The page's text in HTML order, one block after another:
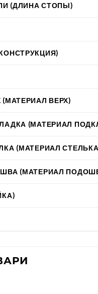
(ДЛИНА СТОПЫ)
(МАТЕРИАЛ ВЕРХ)
(МАТЕРИАЛ
(МАТЕРИАЛ
(МАТЕРИАЛ